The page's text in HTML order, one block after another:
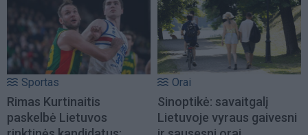
Sportas
Rimas Kurtinaitis
paskelbė Lietuvos
Orai
Sinoptikė: savaitgalį
Lietuvoje vyraus gaivesni